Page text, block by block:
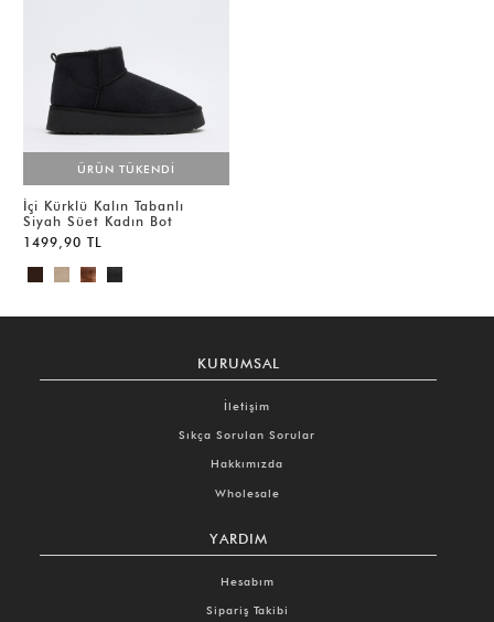
ÜRÜN TÜKENDİ
İçi Kürklü Kalın Tabanlı
Siyah Süet Kadın Bot
1499,90 TL
KURUMSAL
İletişim
Sıkça Sorulan Sorular
Hakkımızda
Wholesale
YARDIM
Hesabım
Sipariş Takibi